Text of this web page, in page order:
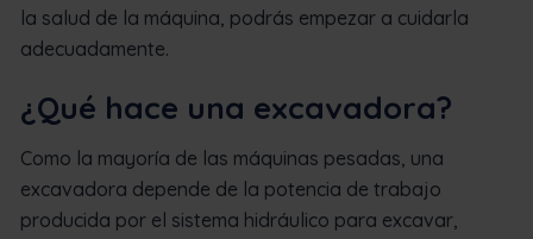
la salud de la máquina, podrás empezar a cuidarla
adecuadamente.
¿Qué hace una excavadora?
Como la mayoría de las máquinas pesadas, una
excavadora depende de la potencia de trabajo
producida por el sistema hidráulico para excavar,